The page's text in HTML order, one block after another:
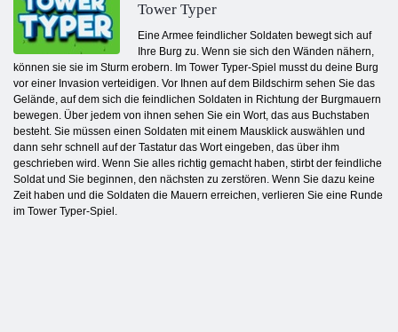
Tower Typer
Eine Armee feindlicher Soldaten bewegt sich auf
Ihre Burg zu. Wenn sie sich den Wänden nähern,
können sie sie im Sturm erobern. Im Tower Typer-Spiel musst du deine Burg
vor einer Invasion verteidigen. Vor Ihnen auf dem Bildschirm sehen Sie das
Gelände, auf dem sich die feindlichen Soldaten in Richtung der Burgmauern
bewegen. Über jedem von ihnen sehen Sie ein Wort, das aus Buchstaben
besteht. Sie müssen einen Soldaten mit einem Mausklick auswählen und
dann sehr schnell auf der Tastatur das Wort eingeben, das über ihm
geschrieben wird. Wenn Sie alles richtig gemacht haben, stirbt der feindliche
Soldat und Sie beginnen, den nächsten zu zerstören. Wenn Sie dazu keine
Zeit haben und die Soldaten die Mauern erreichen, verlieren Sie eine Runde
im Tower Typer-Spiel.